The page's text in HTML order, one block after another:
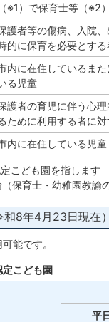
（※1）で保育士等（※2
護者等の傷病、入院
的に保育を必要とす
内に在住しているま
る児童
護者の育児に伴う心
ために利用する者に
内に在住している児童
こども園を指します
保育士・幼稚園教諭
8年4月23日現在）
能です。
定こども園
平